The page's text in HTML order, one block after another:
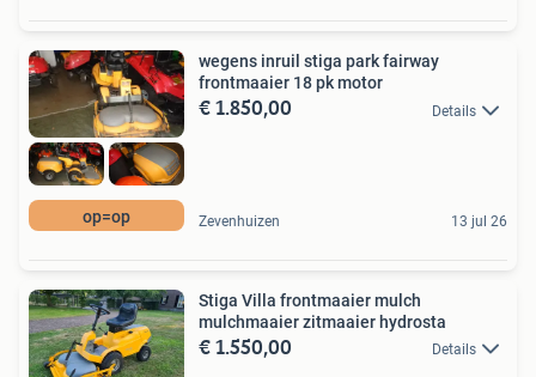
op=op
wegens inruil stiga park fairway
frontmaaier 18 pk motor
€ 1.850,00 Details
Zevenhuizen 13 jul 26
Stiga Villa frontmaaier mulch
mulchmaaier zitmaaier hydrosta
€ 1.550,00 Details